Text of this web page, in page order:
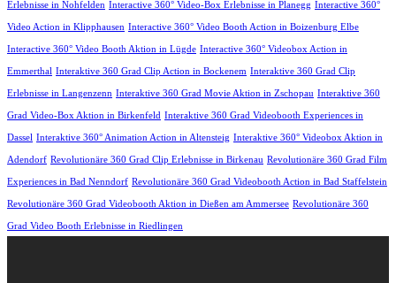
Erlebnisse in Nohfelden Interactive 360° Video-Box Erlebnisse in Planegg Interactive 360°
Video Action in Klipphausen Interactive 360° Video Booth Action in Boizenburg Elbe
Interactive 360° Video Booth Aktion in Lügde Interactive 360° Videobox Action in
Emmerthal Interaktive 360 Grad Clip Action in Bockenem Interaktive 360 Grad Clip
Erlebnisse in Langenzenn Interaktive 360 Grad Movie Aktion in Zschopau Interaktive 360
Grad Video-Box Aktion in Birkenfeld Interaktive 360 Grad Videobooth Experiences in
Dassel Interaktive 360° Animation Action in Altensteig Interaktive 360° Videobox Aktion in
Adendorf Revolutionäre 360 Grad Clip Erlebnisse in Birkenau Revolutionäre 360 Grad Film
Experiences in Bad Nenndorf Revolutionäre 360 Grad Videobooth Action in Bad Staffelstein
Revolutionäre 360 Grad Videobooth Aktion in Dießen am Ammersee Revolutionäre 360
Grad Video Booth Erlebnisse in Riedlingen